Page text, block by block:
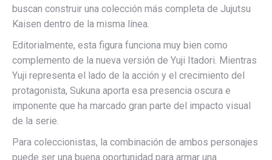
buscan construir una colección más completa de Jujutsu
Kaisen dentro de la misma línea.
Editorialmente, esta figura funciona muy bien como
complemento de la nueva versión de Yuji Itadori. Mientras
Yuji representa el lado de la acción y el crecimiento del
protagonista, Sukuna aporta esa presencia oscura e
imponente que ha marcado gran parte del impacto visual
de la serie.
Para coleccionistas, la combinación de ambos personajes
puede ser una buena oportunidad para armar una